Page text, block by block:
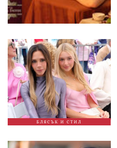
БЛЯСЪК И СТИЛ